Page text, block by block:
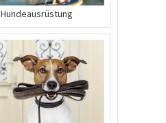
Hundeausrüstung